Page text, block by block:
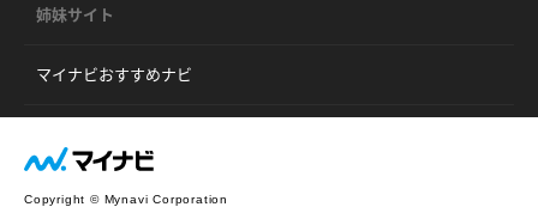
姉妹サイト
マイナビおすすめナビ
Copyright © Mynavi Corporation